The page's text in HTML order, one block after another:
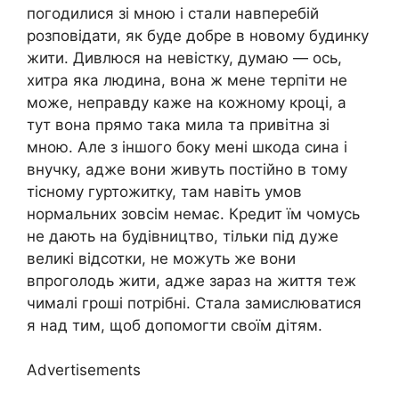
погодилися зі мною і стали навперебій
розповідати, як буде добре в новому будинку
жити. Дивлюся на невістку, думаю — ось,
хитра яка людина, вона ж мене терпіти не
може, неправду каже на кожному кроці, а
тут вона прямо така мила та привітна зі
мною. Але з іншого боку мені шкода сина і
внучку, адже вони живуть постійно в тому
тісному гуртожитку, там навіть умов
нормальних зовсім немає. Кредит їм чомусь
не дають на будівництво, тільки під дуже
великі відсотки, не можуть же вони
впроголодь жити, адже зараз на життя теж
чималі гроші потрібні. Стала замислюватися
я над тим, щоб допомогти своїм дітям.
Advertisements